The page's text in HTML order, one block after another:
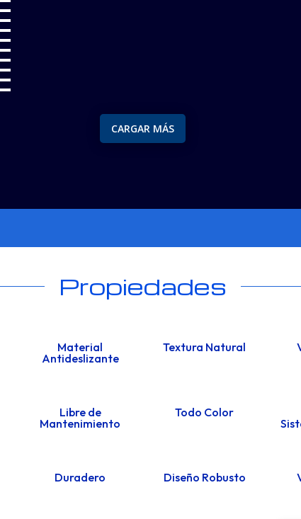
CARGAR MÁS
Propiedades
Material
Antideslizante
Textura Natural
Libre de
Mantenimiento
Todo Color
Duradero Diseño Robusto